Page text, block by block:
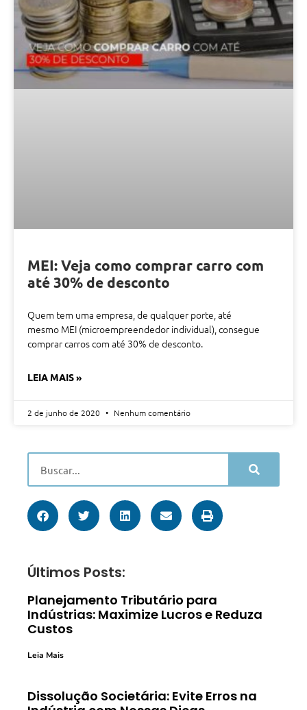
MEI: Veja como comprar carro com
até 30% de desconto
Quem tem uma empresa, de qualquer porte, até
mesmo MEI (microempreendedor individual), consegue
comprar carros com até 30% de desconto.
LEIA MAIS »
2 de junho de 2020 Nenhum comentário
Últimos Posts:
Planejamento Tributário para
Indústrias: Maximize Lucros e Reduza
Custos
Leia Mais
Dissolução Societária: Evite Erros na